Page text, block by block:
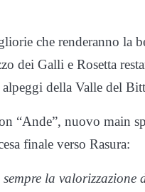
che renderanno la
dei Galli e Rosetta
della Valle del
“Ande”, nuovo main
finale verso Rasura:
la